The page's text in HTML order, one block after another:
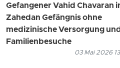
Gefangener Vahid Chavaran
Zahedan Gefängnis ohne
medizinische Versorgung
Familienbesuche
03 Mai 2026